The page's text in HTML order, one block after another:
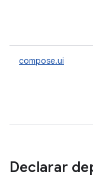
compose.ui
Declarar